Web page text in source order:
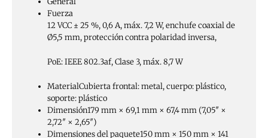
Fuerza
12 VCC ± 25 %, 0,6 A, máx. 7,2 W, enchufe coaxial de
Ø5,5 mm, protección contra polaridad inversa,
PoE: IEEE 802.3af, Clase 3, máx. 8,7 W
MaterialCubierta frontal: metal, cuerpo: plástico,
soporte: plástico
Dimensión179 mm × 69,1 mm × 67,4 mm (7,05″ ×
2,72″ × 2,65″)
Dimensiones del paquete150 mm × 150 mm × 141